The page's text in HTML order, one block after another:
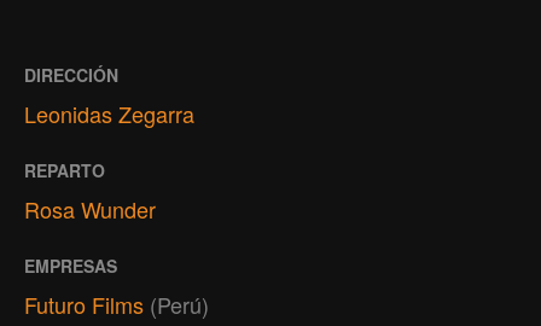
DIRECCIÓN
Leonidas Zegarra
REPARTO
Rosa Wunder
EMPRESAS
Futuro Films (Perú)